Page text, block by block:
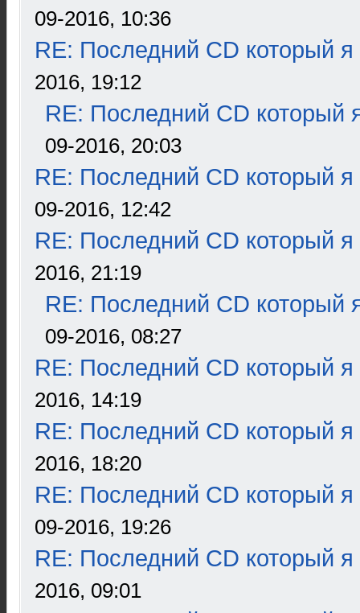
09-2016, 10:36
RE: Последний CD который я
2016, 19:12
RE: Последний CD который
09-2016, 20:03
RE: Последний CD который я
09-2016, 12:42
RE: Последний CD который я
2016, 21:19
RE: Последний CD который
09-2016, 08:27
RE: Последний CD который я
2016, 14:19
RE: Последний CD который я
2016, 18:20
RE: Последний CD который я
09-2016, 19:26
RE: Последний CD который я
2016, 09:01